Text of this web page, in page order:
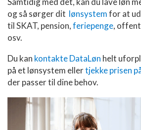
og så sørger dit lønsystemfor at
til SKAT, pension,feriepenge,
osv.
Du kan kontakte DataLøn helt
på et lønsystem ellertjekke prisen
der passer til dine behov.
Bruge begrænsede oplysninger til at
annoncering
Bruge profiler til at vælge tilpasset
annoncering
Oprette profiler for at tilpasse
Bruge profiler til at vælge tilpasset